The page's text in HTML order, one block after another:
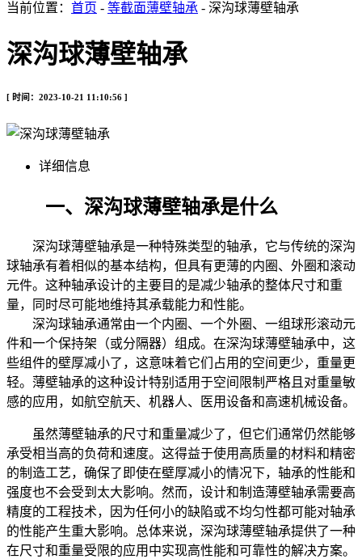
当前位置： 首页 - 等截面薄壁轴承 - 深沟球薄壁轴承
深沟球薄壁轴承
[ 时间：2023-10-21 11:10:56 ]
详细信息
一、深沟球薄壁轴承是什么
深沟球薄壁轴承是一种特殊类型的轴承，它与传统的深沟
球轴承有着相似的基本结构，但具有更薄的内圈、外圈和滚动
元件。这种轴承设计的主要目的是减少轴承的整体尺寸和重
量，同时尽可能地维持其承载能力和性能。
深沟球轴承通常由一个内圈、一个外圈、一组球形滚动元
件和一个保持架（或分隔器）组成。在深沟球薄壁轴承中，这
些组件的壁厚减小了，这意味着它们占用的空间更少，重量更
轻。薄壁轴承的这种设计特别适用于空间限制严格且对重量敏
感的应用，如航空航天、机器人、医用设备和高速机械设备。
虽然薄壁轴承的尺寸和重量减少了，但它们通常仍然能够
承受相当高的负荷和速度。这得益于使用高质量的材料和精密
的制造工艺，确保了即使在壁厚减小的情况下，轴承的性能和
强度也不会受到太大影响。然而，设计和制造薄壁轴承需要高
精度的工程技术，因为任何小的缺陷或不均匀性都可能对轴承
的性能产生重大影响。总体来说，深沟球薄壁轴承提供了一种
在尺寸和重量受限的应用中实现高性能和可靠性的解决方案。